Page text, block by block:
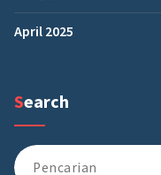
April 2025
Search
Pencarian